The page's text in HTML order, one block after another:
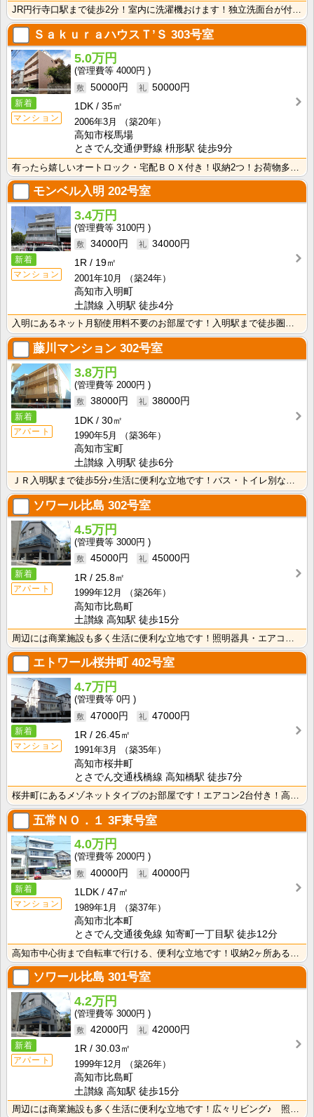
ＳａｋｕｒａハウスＴ’Ｓ 303号室
新着
マンション
5.0万円
4000円
50000円
50000円
1DK
35㎡
2006年3月
（築20年）
高知市桜馬場
とさでん交通伊野線 枡形駅 徒歩9分
モンベル入明 202号室
新着
マンション
3.4万円
3100円
34000円
34000円
1R
19㎡
2001年10月
（築24年）
高知市入明町
土讃線 入明駅 徒歩4分
入明にあるネット月額使用料不要のお部屋です！入明駅まで徒歩圏内の生活に便利な立地です！
藤川マンション 302号室
新着
アパート
3.8万円
2000円
38000円
38000円
1DK
30㎡
1990年5月
（築36年）
高知市宝町
土讃線 入明駅 徒歩6分
ＪＲ入明駅まで徒歩5分♪生活に便利な立地です！バス・トイレ別なので、ゆったり湯船に浸かれますね！
ソワール比島 302号室
新着
アパート
4.5万円
3000円
45000円
45000円
1R
25.8㎡
1999年12月
（築26年）
高知市比島町
土讃線 高知駅 徒歩15分
エトワール桜井町 402号室
新着
マンション
4.7万円
0円
47000円
47000円
1R
26.45㎡
1991年3月
（築35年）
高知市桜井町
とさでん交通桟橋線 高知橋駅 徒歩7分
五常ＮＯ．１ 3F東号室
新着
マンション
4.0万円
2000円
40000円
40000円
1LDK
47㎡
1989年1月
（築37年）
高知市北本町
とさでん交通後免線 知寄町一丁目駅 徒歩12分
ソワール比島 301号室
新着
アパート
4.2万円
3000円
42000円
42000円
1R
30.03㎡
1999年12月
（築26年）
高知市比島町
土讃線 高知駅 徒歩15分
周辺には商業施設も多く生活に便利な立地です！広々リビング♪ 照明器具・エアコンが付いて初期費用の節約･･･